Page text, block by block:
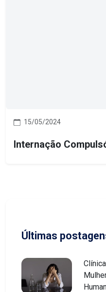
15/05/2024
Internação
Últimas